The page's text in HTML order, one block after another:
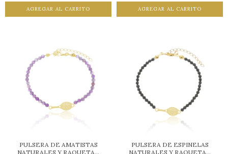
AGREGAR AL CARRITO AGREGAR AL CARRITO
PULSERA DE AMATISTAS
NATURALES Y RAQUETA...
PULSERA DE ESPINELAS
NATURALES Y RAQUETA...